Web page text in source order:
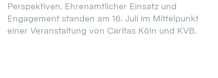
Perspektiven. Ehrenamtlicher Einsatz und
Engagement standen am 16. Juli im Mittelpunkt
einer Veranstaltung von Caritas Köln und KVB.